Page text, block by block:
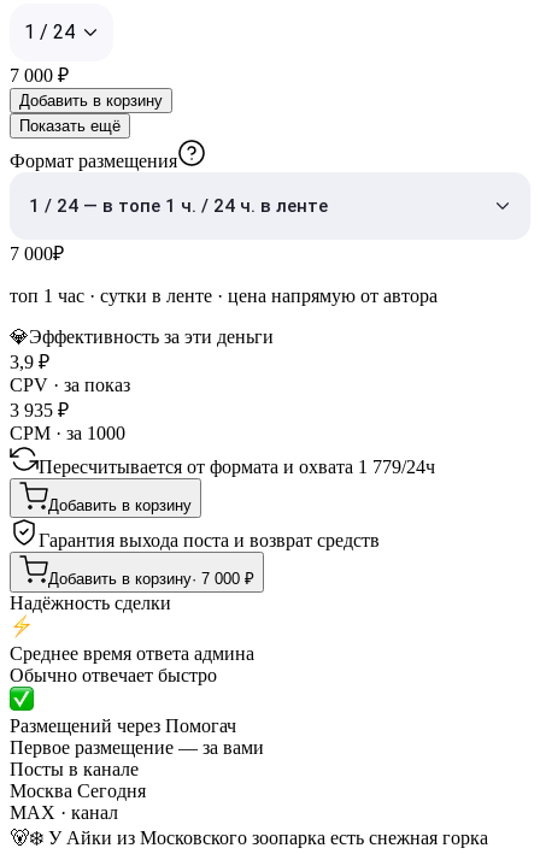
1 / 24
7 000 ₽
Добавить в корзину
Показать ещё
Формат размещения
1 / 24 — в топе 1 ч. / 24 ч. в ленте
7 000₽
топ 1 час · сутки в ленте · цена напрямую от автора
💎Эффективность за эти деньги
3,9 ₽
CPV · за показ
3 935 ₽
CPM · за 1000
Пересчитывается от формата и охвата 1 779/24ч
Добавить в корзину
Гарантия выхода поста и возврат средств
Добавить в корзину· 7 000 ₽
Надёжность сделки
Среднее время ответа админа
Обычно отвечает быстро
Размещений через Помогач
Первое размещение — за вами
Посты в канале
Москва Сегодня
MAX · канал
🐻‍❄️ У Айки из Московского зоопарка есть снежная горка